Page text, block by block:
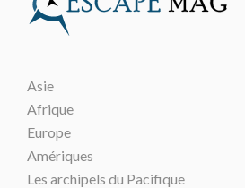
Asie
Afrique
Europe
Amériques
Les archipels du Pacifique